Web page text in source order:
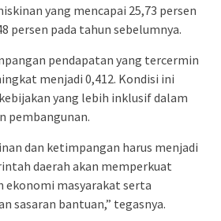
yang mencapai 25,73 persen
persen pada tahun sebelumnya.
pendapatan yang tercermin
menjadi 0,412. Kondisi ini
yang lebih inklusif dalam
pembangunan.
dan ketimpangan harus menjadi
daerah akan memperkuat
ekonomi masyarakat serta
sasaran bantuan,” tegasnya.